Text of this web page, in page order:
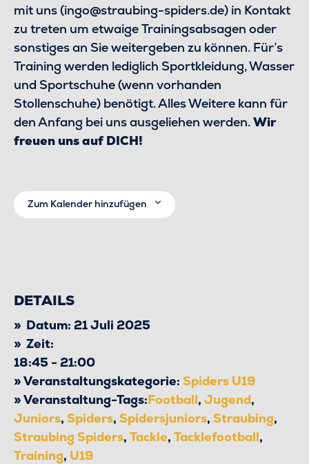
mit uns (ingo@straubing-spiders.de) in Kontakt
zu treten um etwaige Trainingsabsagen oder
sonstiges an Sie weitergeben zu können. Für’s
Training werden lediglich Sportkleidung, Wasser
und Sportschuhe (wenn vorhanden
Stollenschuhe) benötigt. Alles Weitere kann für
den Anfang bei uns ausgeliehen werden.Wir
freuen uns auf DICH!
Zum Kalender hinzufügen
DETAILS
Datum: 21 Juli 2025
Zeit:
18:45 - 21:00
Veranstaltungskategorie: Spiders U19
Veranstaltung-Tags:Football, Jugend,
Juniors, Spiders, Spidersjuniors, Straubing,
Straubing Spiders, Tackle, Tacklefootball,
Training, U19